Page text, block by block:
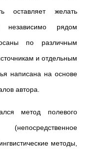
оставляет желать
независимо рядом
по различным
и отдельным
написана на основе
автора.
метод полевого
(непосредственное
методы,